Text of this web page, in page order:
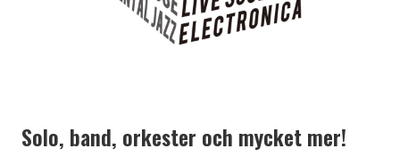
Solo, band, orkester och mycket mer!